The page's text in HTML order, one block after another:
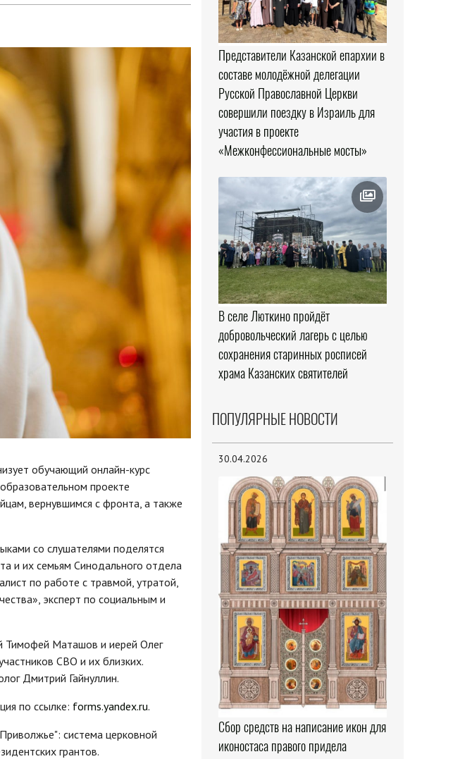
обучающий онлайн-курс
проекте
вернувшимся с фронта, а также
со слушателями поделятся
и их семьям Синодального отдела
по работе с травмой, утратой,
эксперт по социальным и
Тимофей Маташов и иерей Олег
СВО и их близких.
Дмитрий Гайнуллин.
по ссылке: forms.yandex.ru.
система церковной
грантов.
Представители Казанской епархии в
составе молодёжной делегации
Русской Православной Церкви
совершили поездку в Израиль для
участия в проекте
«Межконфессиональные мосты»
В селе Люткино пройдёт
добровольческий лагерь с целью
сохранения старинных росписей
храма Казанских святителей
ПОПУЛЯРНЫЕ НОВОСТИ
30.04.2026
Сбор средств на написание икон для
иконостаса правого придела